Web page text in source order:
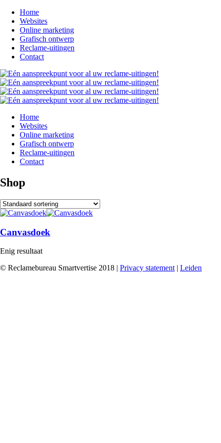
Home
Websites
Online marketing
Grafisch ontwerp
Reclame-uitingen
Contact
Home
Websites
Online marketing
Grafisch ontwerp
Reclame-uitingen
Contact
Shop
Canvasdoek
Enig resultaat
© Reclamebureau Smartvertise 2018 | Privacy statement | Leiden